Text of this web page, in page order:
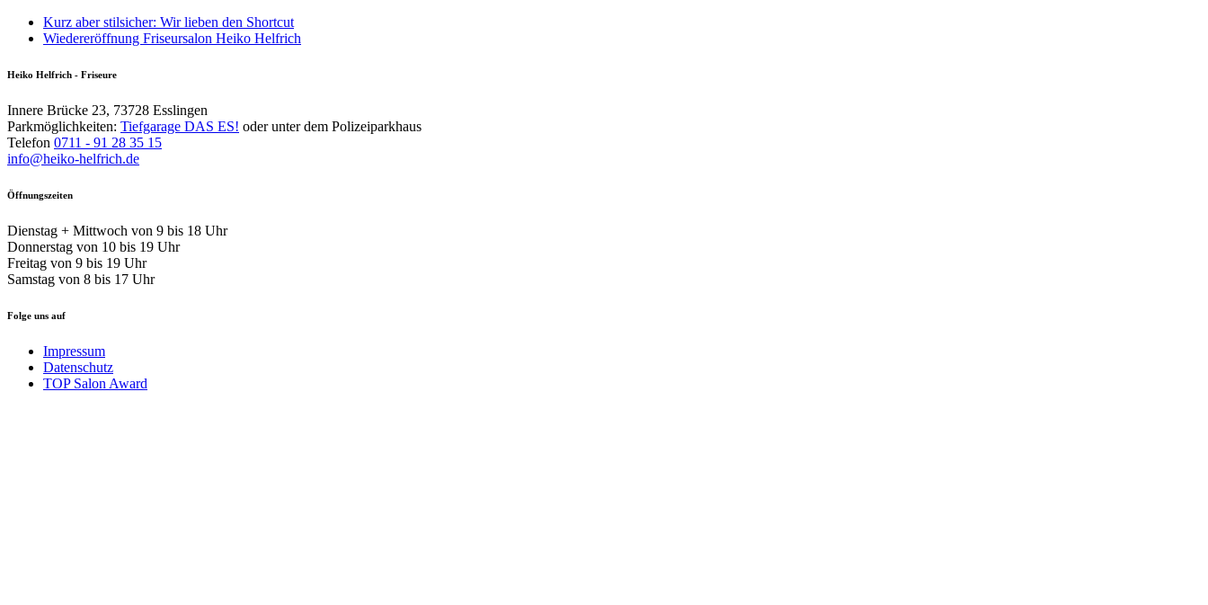
Kurz aber stilsicher: Wir lieben den Shortcut
Wiedereröffnung Friseursalon Heiko Helfrich
Heiko Helfrich - Friseure
Innere Brücke 23, 73728 Esslingen
Parkmöglichkeiten: Tiefgarage DAS ES! oder unter dem Polizeiparkhaus
Telefon 0711 - 91 28 35 15
info@heiko-helfrich.de
Öffnungszeiten
Dienstag + Mittwoch von 9 bis 18 Uhr
Donnerstag von 10 bis 19 Uhr
Freitag von 9 bis 19 Uhr
Samstag von 8 bis 17 Uhr
Folge uns auf
Impressum
Datenschutz
TOP Salon Award